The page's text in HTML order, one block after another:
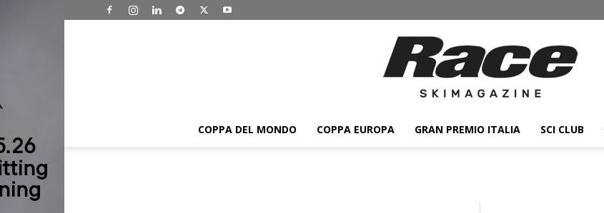
COPPA DEL MONDO COPPA EUROPA GRAN PREMIO ITALIA SCI CLUB